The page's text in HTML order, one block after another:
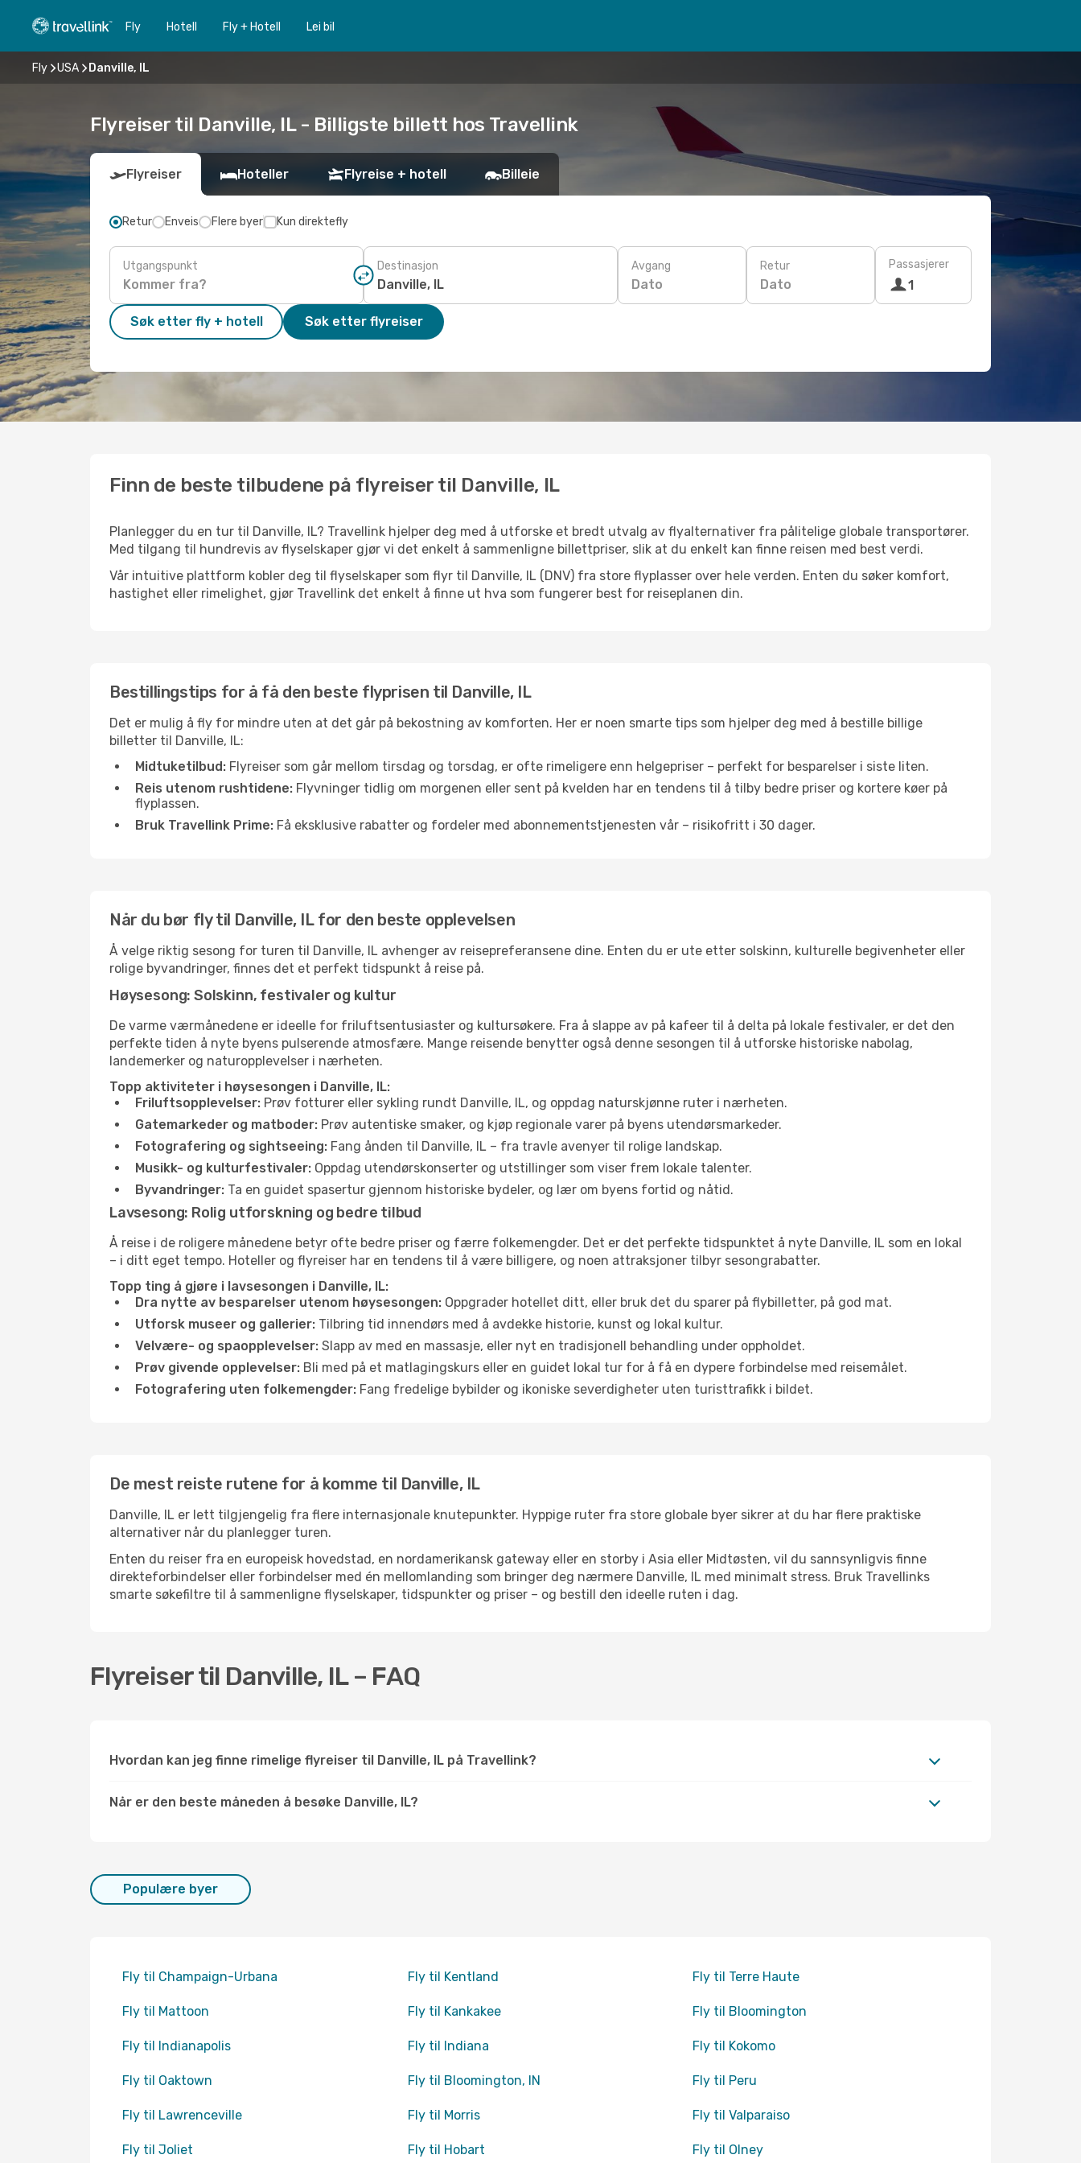
Fly Hotell Fly + Hotell Lei bil
Fly USA Danville, IL
Flyreiser til Danville, IL - Billigste billett hos Travellink
Flyreiser Hoteller Flyreise + hotell Billeie
Retur Enveis Flere byer Kun direktefly
Utgangspunkt Destinasjon Avgang
Dato
Retur
Dato
Passasjerer
1
Søk etter fly + hotell Søk etter flyreiser
Finn de beste tilbudene på flyreiser til Danville, IL
Planlegger du en tur til Danville, IL? Travellink hjelper deg med å utforske et bredt utvalg av flyalternativer fra pålitelige globale transportører.
Med tilgang til hundrevis av flyselskaper gjør vi det enkelt å sammenligne billettpriser, slik at du enkelt kan finne reisen med best verdi.
Vår intuitive plattform kobler deg til flyselskaper som flyr til Danville, IL (DNV) fra store flyplasser over hele verden. Enten du søker komfort,
hastighet eller rimelighet, gjør Travellink det enkelt å finne ut hva som fungerer best for reiseplanen din.
Bestillingstips for å få den beste flyprisen til Danville, IL
Det er mulig å fly for mindre uten at det går på bekostning av komforten. Her er noen smarte tips som hjelper deg med å bestille billige
billetter til Danville, IL:
Midtuketilbud: Flyreiser som går mellom tirsdag og torsdag, er ofte rimeligere enn helgepriser – perfekt for besparelser i siste liten.
Reis utenom rushtidene: Flyvninger tidlig om morgenen eller sent på kvelden har en tendens til å tilby bedre priser og kortere køer på
flyplassen.
Bruk Travellink Prime: Få eksklusive rabatter og fordeler med abonnementstjenesten vår – risikofritt i 30 dager.
Når du bør fly til Danville, IL for den beste opplevelsen
Å velge riktig sesong for turen til Danville, IL avhenger av reisepreferansene dine. Enten du er ute etter solskinn, kulturelle begivenheter eller
rolige byvandringer, finnes det et perfekt tidspunkt å reise på.
Høysesong: Solskinn, festivaler og kultur
De varme værmånedene er ideelle for friluftsentusiaster og kultursøkere. Fra å slappe av på kafeer til å delta på lokale festivaler, er det den
perfekte tiden å nyte byens pulserende atmosfære. Mange reisende benytter også denne sesongen til å utforske historiske nabolag,
landemerker og naturopplevelser i nærheten.
Topp aktiviteter i høysesongen i Danville, IL:
Friluftsopplevelser: Prøv fotturer eller sykling rundt Danville, IL, og oppdag naturskjønne ruter i nærheten.
Gatemarkeder og matboder: Prøv autentiske smaker, og kjøp regionale varer på byens utendørsmarkeder.
Fotografering og sightseeing: Fang ånden til Danville, IL – fra travle avenyer til rolige landskap.
Musikk- og kulturfestivaler: Oppdag utendørskonserter og utstillinger som viser frem lokale talenter.
Byvandringer: Ta en guidet spasertur gjennom historiske bydeler, og lær om byens fortid og nåtid.
Lavsesong: Rolig utforskning og bedre tilbud
Å reise i de roligere månedene betyr ofte bedre priser og færre folkemengder. Det er det perfekte tidspunktet å nyte Danville, IL som en lokal
– i ditt eget tempo. Hoteller og flyreiser har en tendens til å være billigere, og noen attraksjoner tilbyr sesongrabatter.
Topp ting å gjøre i lavsesongen i Danville, IL:
Dra nytte av besparelser utenom høysesongen: Oppgrader hotellet ditt, eller bruk det du sparer på flybilletter, på god mat.
Utforsk museer og gallerier: Tilbring tid innendørs med å avdekke historie, kunst og lokal kultur.
Velvære- og spaopplevelser: Slapp av med en massasje, eller nyt en tradisjonell behandling under oppholdet.
Prøv givende opplevelser: Bli med på et matlagingskurs eller en guidet lokal tur for å få en dypere forbindelse med reisemålet.
Fotografering uten folkemengder: Fang fredelige bybilder og ikoniske severdigheter uten turisttrafikk i bildet.
De mest reiste rutene for å komme til Danville, IL
Danville, IL er lett tilgjengelig fra flere internasjonale knutepunkter. Hyppige ruter fra store globale byer sikrer at du har flere praktiske
alternativer når du planlegger turen.
Enten du reiser fra en europeisk hovedstad, en nordamerikansk gateway eller en storby i Asia eller Midtøsten, vil du sannsynligvis finne
direkteforbindelser eller forbindelser med én mellomlanding som bringer deg nærmere Danville, IL med minimalt stress. Bruk Travellinks
smarte søkefiltre til å sammenligne flyselskaper, tidspunkter og priser – og bestill den ideelle ruten i dag.
Flyreiser til Danville, IL – FAQ
Hvordan kan jeg finne rimelige flyreiser til Danville, IL på Travellink?
Når er den beste måneden å besøke Danville, IL?
Populære byer
Fly til Champaign-Urbana Fly til Kentland Fly til Terre Haute
Fly til Mattoon Fly til Kankakee Fly til Bloomington
Fly til Indianapolis Fly til Indiana Fly til Kokomo
Fly til Oaktown Fly til Bloomington, IN Fly til Peru
Fly til Lawrenceville Fly til Morris Fly til Valparaiso
Fly til Joliet Fly til Hobart Fly til Olney